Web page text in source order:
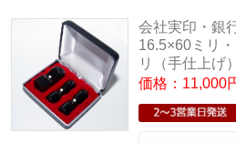
会社実印・銀
16.5×60ミリ
リ（手仕上げ）
価格：11,000